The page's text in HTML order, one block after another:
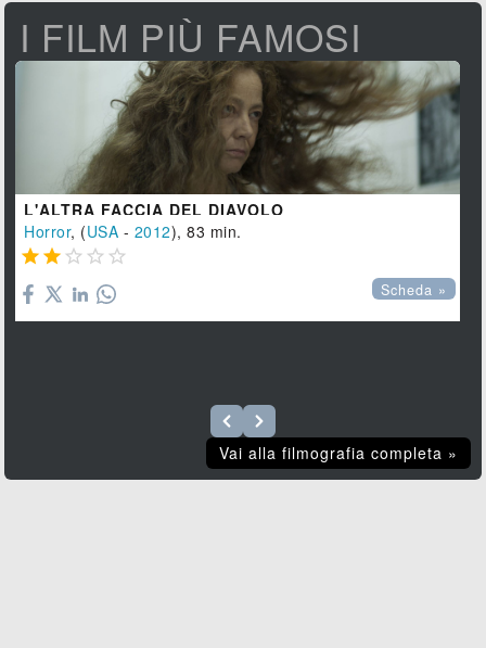
I FILM PIÙ FAMOSI
L'ALTRA FACCIA DEL DIAVOLO
Horror, (USA - 2012), 83 min.
    
Scheda »
Vai alla filmografia completa »